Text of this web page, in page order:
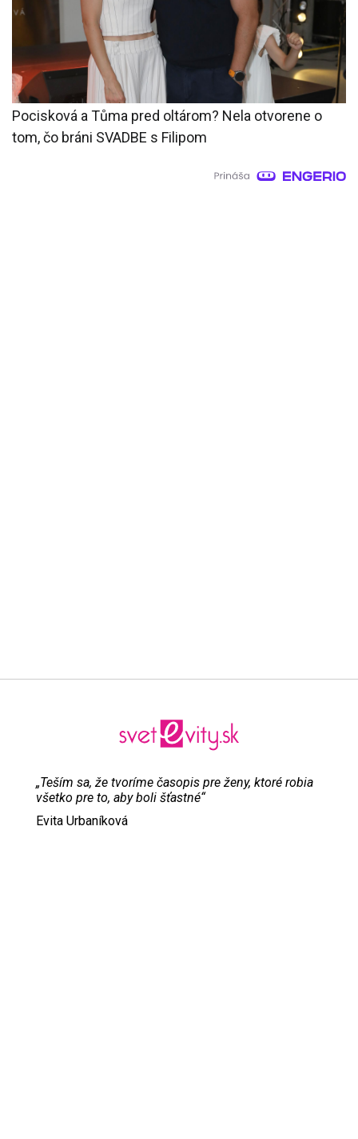
Pocisková a Tůma pred oltárom? Nela otvorene o
tom, čo bráni SVADBE s Filipom
„Teším sa, že tvoríme časopis pre ženy, ktoré robia
všetko pre to, aby boli šťastné“
Evita Urbaníková